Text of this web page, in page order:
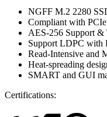
NGFF M.2 2280
Compliant with
AES-256 Support
Support LDPC with
Read-Intensive and
Heat-spreading
SMART and GUI
Certifications: